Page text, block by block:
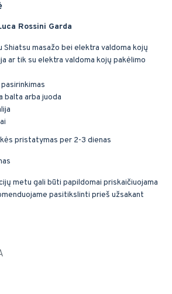
Rossini Garda
Shiatsu masažo bei elektra valdoma kojų
ar tik su elektra valdoma kojų pakėlimo
balta arba juoda
pristatymas per 2-3 dienas
metu gali būti papildomai priskaičiuojama
pasitikslinti prieš užsakant